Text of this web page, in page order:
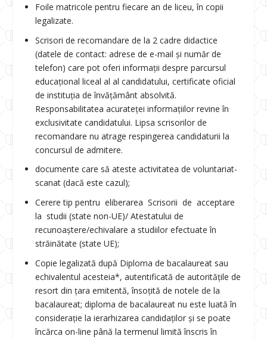
Foile matricole pentru fiecare an de liceu, în copii
legalizate.
Scrisori de recomandare de la 2 cadre didactice
(datele de contact: adrese de e-mail și număr de
telefon) care pot oferi informaţii despre parcursul
educaţional liceal al al candidatului, certificate oficial
de instituţia de învăţământ absolvită.
Responsabilitatea acurateţei informaţiilor revine în
exclusivitate candidatului. Lipsa scrisorilor de
recomandare nu atrage respingerea candidaturii la
concursul de admitere.
documente care să ateste activitatea de voluntariat-
scanat (dacă este cazul);
Cerere tip pentru eliberarea Scrisorii de acceptare
la studii (state non-UE)/ Atestatului de
recunoaştere/echivalare a studiilor efectuate în
străinătate (state UE);
Copie legalizată după Diploma de bacalaureat sau
echivalentul acesteia*, autentificată de autoritățile de
resort din țara emitentă, însoțită de notele de la
bacalaureat; diploma de bacalaureat nu este luată în
consideraţie la ierarhizarea candidaţilor și se poate
încărca on-line până la termenul limită înscris în